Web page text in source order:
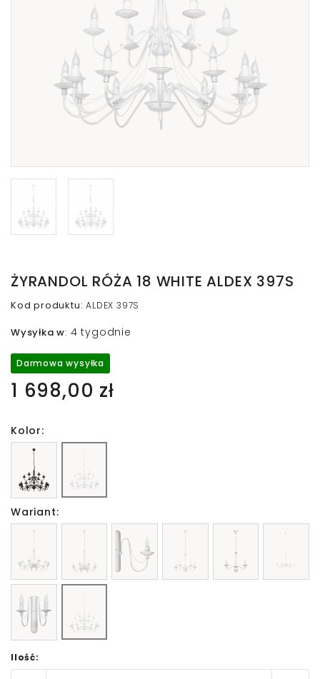
ŻYRANDOL RÓŻA 18 WHITE ALDEX 397S
Kod produktu:ALDEX 397S
Wysyłka w: 4 tygodnie
Darmowa wysyłka
1 698,00 zł
Kolor:
Wariant:
Ilość: